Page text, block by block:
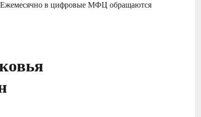
Ежемесячно в цифровые МФЦ обращаются